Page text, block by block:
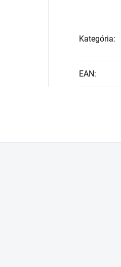
Kategória:
EAN: